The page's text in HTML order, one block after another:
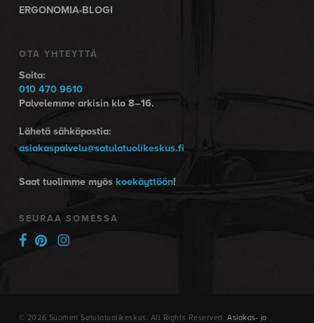
ERGONOMIA-BLOGI
OTA YHTEYTTÄ
Soita:
010 470 9610
Palvelemme arkisin klo 8–16.
Lähetä sähköpostia:
asiakaspalvelu@satulatuolikeskus.fi
Saat tuolimme myös koekäyttöön!
SEURAA SOMESSA
© 2026 Suomen Satulatuolikeskus. All Rights Reserved.Asiakas- ja